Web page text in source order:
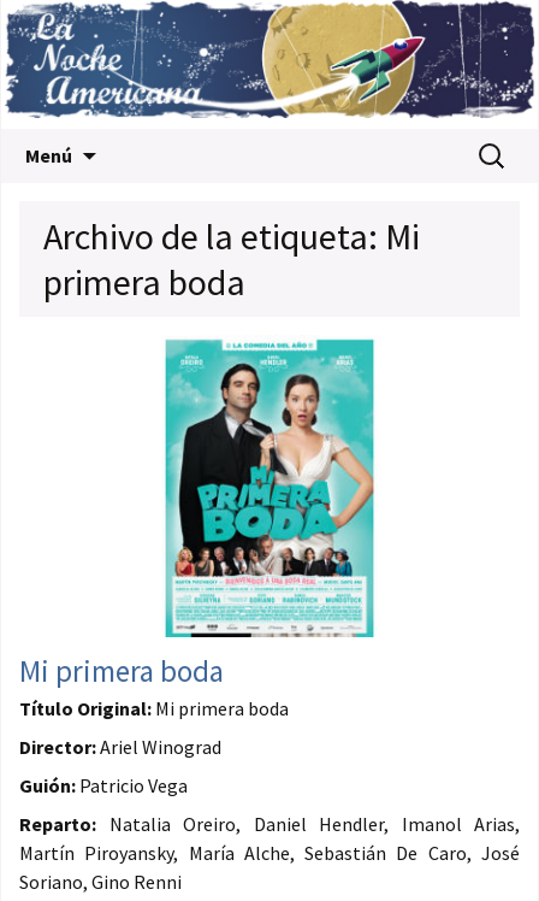
Menú Buscar:
Archivo de la etiqueta: Mi
primera boda
Mi primera boda
Título Original: Mi primera boda
Director:Ariel Winograd
Guión: Patricio Vega
Reparto: Natalia Oreiro, Daniel Hendler, Imanol Arias,
Martín Piroyansky, María Alche, Sebastián De Caro, José
Soriano, Gino Renni